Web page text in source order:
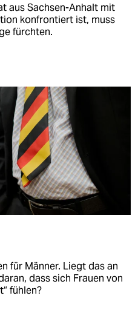
aus Sachsen-Anhalt mit
konfrontiert ist, muss
fürchten.
für Männer. Liegt das an
dass sich Frauen von
fühlen?